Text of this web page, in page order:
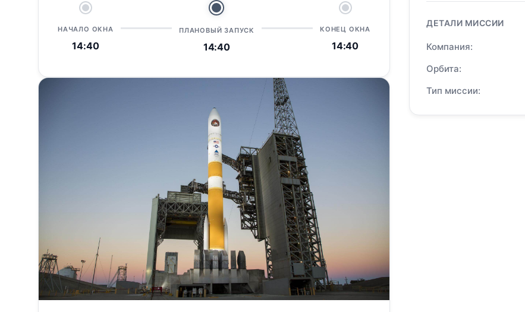
НАЧАЛО ОКНА
14:40
ПЛАНОВЫЙ ЗАПУСК
14:40
КОНЕЦ ОКНА
14:40
ДЕТАЛИ МИССИИ
Компания:
Орбита:
Тип миссии: